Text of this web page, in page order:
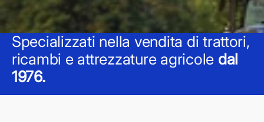
Specializzati nella vendita di trattori,
ricambi e attrezzature agricole dal
1976.